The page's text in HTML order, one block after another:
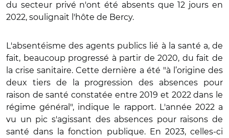
du secteur privé n'ont été absents que 12 jours en
2022, soulignait l'hôte de Bercy.
L'absentéisme des agents publics lié à la santé a, de
fait, beaucoup progressé à partir de 2020, du fait de
la crise sanitaire. Cette dernière a été "à l’origine des
deux tiers de la progression des absences pour
raison de santé constatée entre 2019 et 2022 dans le
régime général", indique le rapport. L'année 2022 a
vu un pic s'agissant des absences pour raisons de
santé dans la fonction publique. En 2023, celles-ci